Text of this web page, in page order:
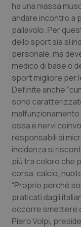
Sicilia
Toscana
Umbria
Valle D’Aosta
Veneto
Obesità
Oftalmologia
Oncologia &
Psoriasi &
Quotidiano
Quotidiano
ha una massa
andare incontro a
pallavolo. Per
dello sport sia sì
personale, ma
medico di base o
sport migliore per
Definite anche
sono
ossa e nervi
responsabili di
incidenza si
più tra coloro che
corsa, calcio,
“Proprio perché
praticati dagli
occorre smettere
Piero Volpi,